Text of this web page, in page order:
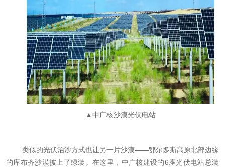
▲中广核沙漠光伏电站
类似的光伏治沙方式也让另一片沙漠——鄂尔多斯高原北部边缘
的库布齐沙漠披上了绿装。在这里，中广核建设的6座光伏电站总装